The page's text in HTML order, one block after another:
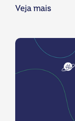
Veja mais